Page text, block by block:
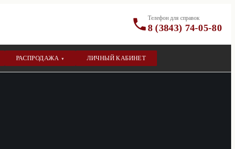
Телефон для справок
8 (3843) 74-05-80
РАСПРОДАЖА ▾ ЛИЧНЫЙ КАБИНЕТ